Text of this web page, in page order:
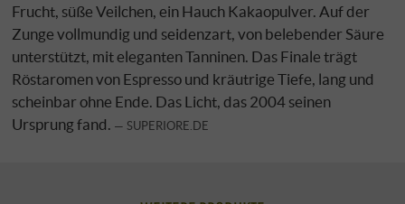
Frucht, süße Veilchen, ein Hauch Kakaopulver. Auf der
Zunge vollmundig und seidenzart, von belebender Säure
unterstützt, mit eleganten Tanninen. Das Finale trägt
Röstaromen von Espresso und kräutrige Tiefe, lang und
scheinbar ohne Ende. Das Licht, das 2004 seinen
Ursprung fand.
SUPERIORE.DE